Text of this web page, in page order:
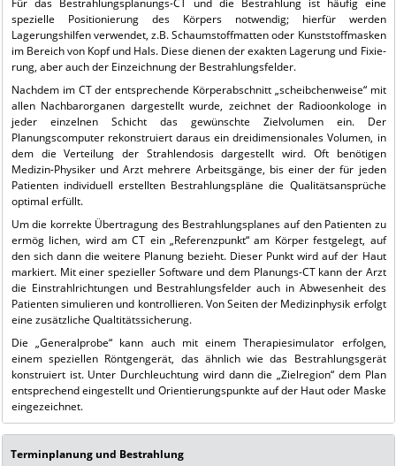
spezielle Posi­tionierung des Körpers notwendig; hierfür werden
Lagerungshilfen verwendet, z.B. Schaumstoffmatten oder Kunststoffmas­ken
im Bereich von Kopf und Hals. Diese dienen der exakten Lagerung und Fixie­
rung, aber auch der Einzeichnung der Bestrahlungsfelder.
Nachdem im CT der entsprechende Kör­perabschnitt „scheibchenweise“ mit
allen Nachbarorganen dargestellt wurde, zeich­net der Radioonkologe in
jeder einzelnen Schicht das gewünschte Zielvolumen ein. Der
Planungscomputer rekonstruiert daraus ein dreidimensionales Volumen, in
dem die Verteilung der Strahlendosis dar­gestellt wird. Oft benötigen
Medizin-Phy­siker und Arzt mehrere Arbeitsgänge, bis einer der für jeden
Patienten individuell erstellten Bestrahlungspläne die Qualitäts­ansprüche
optimal erfüllt.
Um die korrekte Übertragung des Bestrah­lungsplanes auf den Patienten zu
ermög­ lichen, wird am CT ein „Referenzpunkt“ am Körper festgelegt, auf
den sich dann die weitere Planung bezieht. Dieser Punkt wird auf der Haut
markiert. Mit einer spe­zieller Software und dem Planungs-CT kann der Arzt
die Einstrahlrichtungen und Bestrahlungsfelder auch in Abwesenheit des
Patienten simulieren und kontrollie­ren. Von Seiten der Medizinphysik erfolgt
eine zusätzliche Qualtitätssicherung.
Die „Generalprobe“ kann auch mit einem Therapiesimulator erfolgen,
einem spezi­ellen Röntgengerät, das ähnlich wie das Bestrahlungsgerät
konstruiert ist. Unter Durchleuchtung wird dann die „Zielre­gion“ dem Plan
entsprechend eingestellt und Orientierungspunkte auf der Haut oder Maske
eingezeichnet.
Terminplanung und Bestrahlung